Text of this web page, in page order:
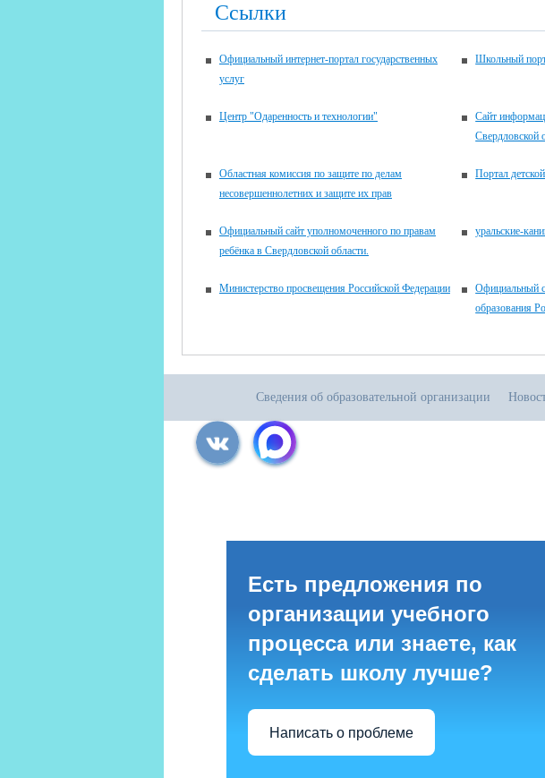
Ссылки
Официальный интернет-портал государственных
услуг
Школьный
Центр "Одаренность и технологии"
Сайт
Свердловской
Областная комиссия по защите по делам
несовершеннолетних и защите их прав
Портал
Официальный сайт уполномоченного по правам
ребёнка в Свердловской области.
уральские-
Министерство просвещения Российской Федерации
Официальный
образования
Сведения об образовательной организации
Есть предложения по
организации учебного
процесса или знаете, как
сделать школу лучше?
Написать о проблеме